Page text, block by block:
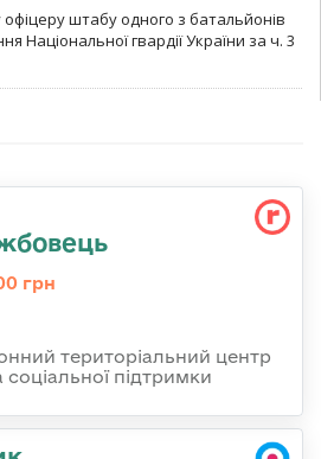
штабу одного з батальйонів
Національної гвардії України за ч. 3
грн
територіальний центр
підтримки